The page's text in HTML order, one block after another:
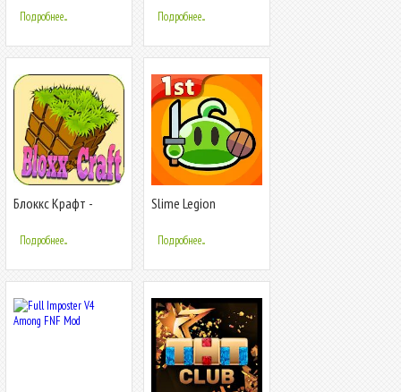
Подробнее... Подробнее...
Блоккс Крафт -
Подробнее...
Slime Legion
Подробнее...